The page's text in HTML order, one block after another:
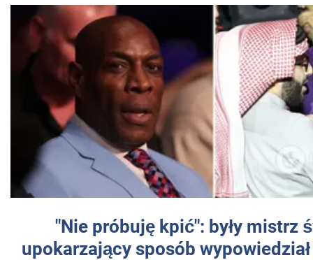
"Nie próbuję kpić": były mistrz
upokarzający sposób